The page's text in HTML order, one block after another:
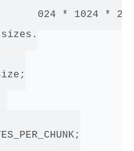
= 1024 * 1024 * 2;